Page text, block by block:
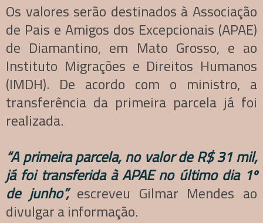
Os valores serão destinados à Associação
de Pais e Amigos dos Excepcionais (APAE)
de Diamantino, em Mato Grosso, e ao
Instituto Migrações e Direitos Humanos
(IMDH). De acordo com o ministro, a
transferência da primeira parcela já foi
realizada.
“A primeira parcela, no valor de R$ 31 mil,
já foi transferida à APAE no último dia 1º
de junho”,escreveu Gilmar Mendes ao
divulgar a informação.